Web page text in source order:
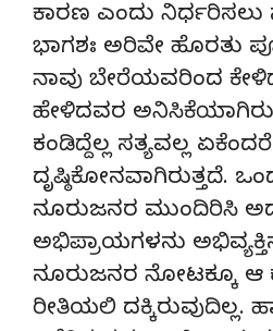
ಕಾರಣ ಎಂದು ನಿರ್ಧರಿಸಲು
ಭಾಗಶಃ ಅರಿವೇ ಹೊರತು
ನಾವು ಬೇರೆಯವರಿಂದ
ಹೇಳಿದವರ
ಕಂಡಿದ್ದೆಲ್ಲ ಸತ್ಯವಲ್ಲ
ದೃಷ್ಠಿಕೋನವಾಗಿರುತ್ತದೆ.
ನೂರುಜನರ ಮುಂದಿರಿಸಿ
ಅಭಿಪ್ರಾಯಗಳನು
ನೂರುಜನರ ನೋಟಕ್ಕೂ ಆ
ರೀತಿಯಲಿ